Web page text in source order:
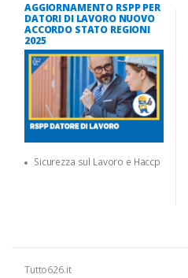
AGGIORNAMENTO RSPP PER
DATORI DI LAVORO NUOVO
ACCORDO STATO REGIONI
2025
Sicurezza sul Lavoro e Haccp
Tutto626.it